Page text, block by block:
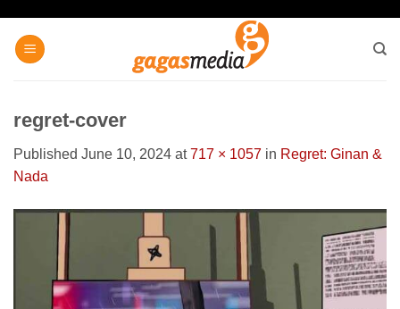
content
regret-cover
Published June 10, 2024 at717 × 1057 in Regret: Ginan &
Nada